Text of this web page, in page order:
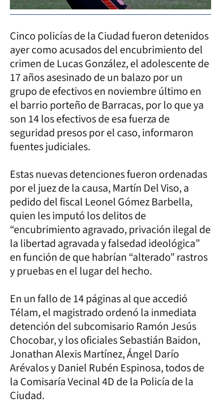
Cinco policías de la Ciudad fueron detenidos
ayer como acusados del encubrimiento del
crimen de Lucas González, el adolescente de
17 años asesinado de un balazo por un
grupo de efectivos en noviembre último en
el barrio porteño de Barracas, por lo que ya
son 14 los efectivos de esa fuerza de
seguridad presos por el caso, informaron
fuentes judiciales.
Estas nuevas detenciones fueron ordenadas
por el juez de la causa, Martín Del Viso, a
pedido del fiscal Leonel Gómez Barbella,
quien les imputó los delitos de
“encubrimiento agravado, privación ilegal de
la libertad agravada y falsedad ideológica”
en función de que habrían “alterado” rastros
y pruebas en el lugar del hecho.
En un fallo de 14 páginas al que accedió
Télam, el magistrado ordenó la inmediata
detención del subcomisario Ramón Jesús
Chocobar, y los oficiales Sebastián Baidon,
Jonathan Alexis Martínez, Ángel Darío
Arévalos y Daniel Rubén Espinosa, todos de
la Comisaría Vecinal 4D de la Policía de la
Ciudad.